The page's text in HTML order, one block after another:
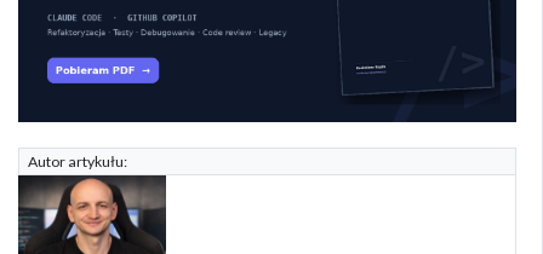
Autor artykułu: